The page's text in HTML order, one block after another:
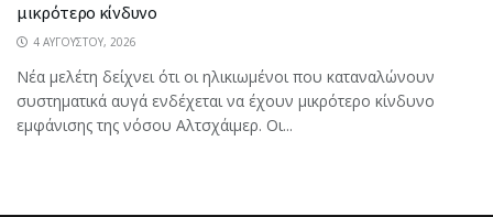
μικρότερο κίνδυνο
4 ΑΥΓΟΎΣΤΟΥ, 2026
Νέα μελέτη δείχνει ότι οι ηλικιωμένοι που καταναλώνουν
συστηματικά αυγά ενδέχεται να έχουν μικρότερο κίνδυνο
εμφάνισης της νόσου Αλτσχάιμερ. Οι...